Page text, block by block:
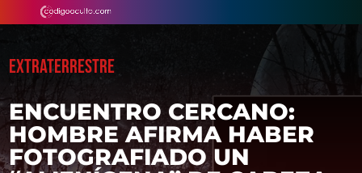
EXTRATERRESTRE
ENCUENTRO CERCANO:
HOMBRE AFIRMA HABER
FOTOGRAFIADO UN